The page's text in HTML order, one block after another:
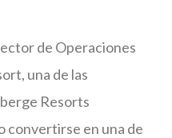
de Operaciones
una de las
Resorts
convertirse en una de